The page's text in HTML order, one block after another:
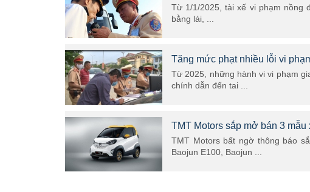
Từ 1/1/2025, tài xế vi phạm nồng
bằng lái, ...
Tăng mức phạt nhiều lỗi vi
Từ 2025, những hành vi vi phạm
chính dẫn đến tai ...
TMT Motors sắp mở bán 3
TMT Motors bất ngờ thông báo
Baojun E100, Baojun ...